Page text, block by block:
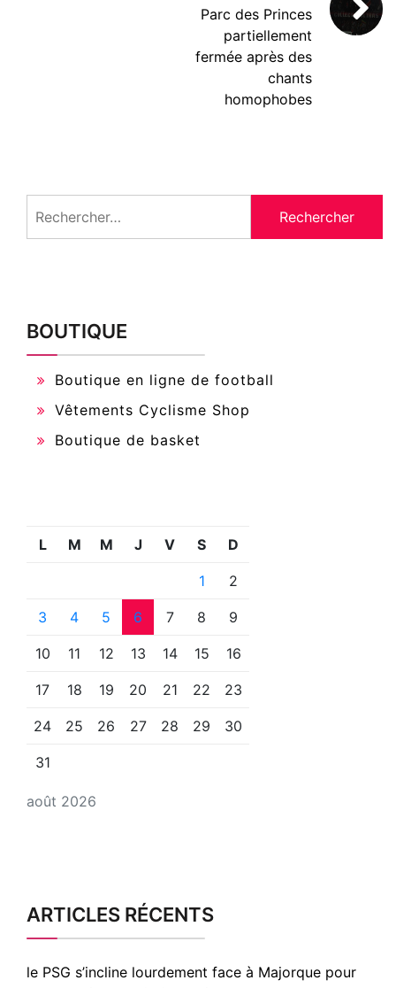
Parc des Princes
partiellement
fermée après des
chants
homophobes
BOUTIQUE
Boutique en ligne de football
Vêtements Cyclisme Shop
Boutique de basket
août 2026
L M M J V S D
1 2
3 4 5 6 7 8 9
10 11 12 13 14 15 16
17 18 19 20 21 22 23
24 25 26 27 28 29 30
31
ARTICLES RÉCENTS
le PSG s’incline lourdement face à Majorque pour